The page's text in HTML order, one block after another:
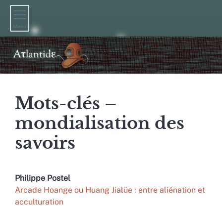
Menu
Mots-clés –
mondialisation des
savoirs
Philippe Postel
Arcade Hoange ou Huang Jialüe : entre aliénation et
acculturation